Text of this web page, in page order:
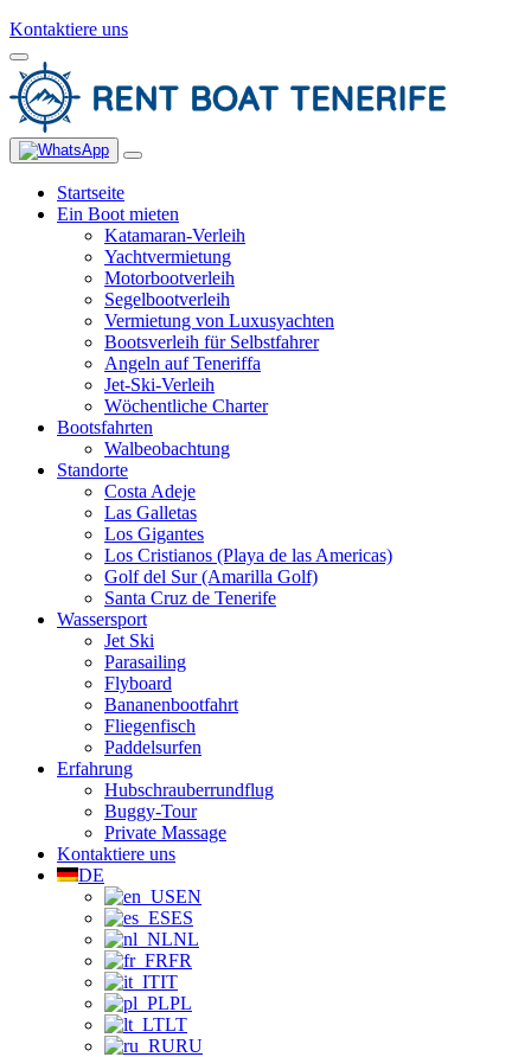
Kontaktiere uns
Startseite
Ein Boot mieten
Katamaran-Verleih
Yachtvermietung
Motorbootverleih
Segelbootverleih
Vermietung von Luxusyachten
Bootsverleih für Selbstfahrer
Angeln auf Teneriffa
Jet-Ski-Verleih
Wöchentliche Charter
Bootsfahrten
Walbeobachtung
Standorte
Costa Adeje
Las Galletas
Los Gigantes
Los Cristianos (Playa de las Americas)
Golf del Sur (Amarilla Golf)
Santa Cruz de Tenerife
Wassersport
Jet Ski
Parasailing
Flyboard
Bananenbootfahrt
Fliegenfisch
Paddelsurfen
Erfahrung
Hubschrauberrundflug
Buggy-Tour
Private Massage
Kontaktiere uns
DE
EN
ES
NL
FR
IT
PL
LT
RU